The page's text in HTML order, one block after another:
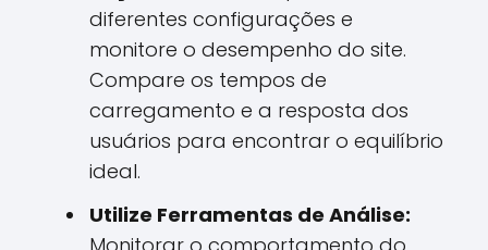
diferentes configurações e
monitore o desempenho do site.
Compare os tempos de
carregamento e a resposta dos
usuários para encontrar o equilíbrio
ideal.
Utilize Ferramentas de Análise: